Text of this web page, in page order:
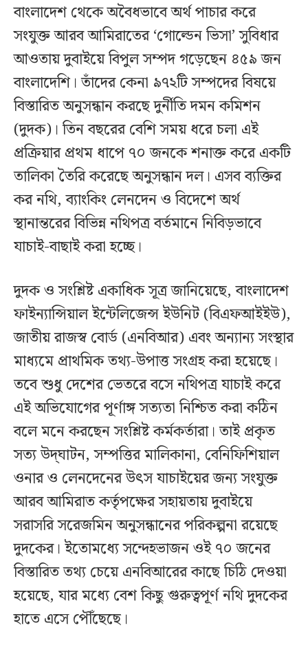
বাংলাদেশ থেকে অবৈধভাবে অর্থ পাচার করে
সংযুক্ত আরব আমিরাতের ‘গোল্ডেন ভিসা’ সুবিধার
আওতায় দুবাইয়ে বিপুল সম্পদ গড়েছেন ৪৫৯ জন
বাংলাদেশি। তাঁদের কেনা ৯৭২টি সম্পদের বিষয়ে
বিস্তারিত অনুসন্ধান করছে দুর্নীতি দমন কমিশন
(দুদক)। তিন বছরের বেশি সময় ধরে চলা এই
প্রক্রিয়ার প্রথম ধাপে ৭০ জনকে শনাক্ত করে একটি
তালিকা তৈরি করেছে অনুসন্ধান দল। এসব ব্যক্তির
কর নথি, ব্যাংকিং লেনদেন ও বিদেশে অর্থ
স্থানান্তরের বিভিন্ন নথিপত্র বর্তমানে নিবিড়ভাবে
যাচাই-বাছাই করা হচ্ছে।
দুদক ও সংশ্লিষ্ট একাধিক সূত্র জানিয়েছে, বাংলাদেশ
ফাইন্যান্সিয়াল ইন্টেলিজেন্স ইউনিট (বিএফআইইউ),
জাতীয় রাজস্ব বোর্ড (এনবিআর) এবং অন্যান্য সংস্থার
মাধ্যমে প্রাথমিক তথ্য-উপাত্ত সংগ্রহ করা হয়েছে।
তবে শুধু দেশের ভেতরে বসে নথিপত্র যাচাই করে
এই অভিযোগের পূর্ণাঙ্গ সত্যতা নিশ্চিত করা কঠিন
বলে মনে করছেন সংশ্লিষ্ট কর্মকর্তারা। তাই প্রকৃত
সত্য উদ্‌ঘাটন, সম্পত্তির মালিকানা, বেনিফিশিয়াল
ওনার ও লেনদেনের উৎস যাচাইয়ের জন্য সংযুক্ত
আরব আমিরাত কর্তৃপক্ষের সহায়তায় দুবাইয়ে
সরাসরি সরেজমিন অনুসন্ধানের পরিকল্পনা রয়েছে
দুদকের। ইতোমধ্যে সন্দেহভাজন ওই ৭০ জনের
বিস্তারিত তথ্য চেয়ে এনবিআরের কাছে চিঠি দেওয়া
হয়েছে, যার মধ্যে বেশ কিছু গুরুত্বপূর্ণ নথি দুদকের
হাতে এসে পৌঁছেছে।